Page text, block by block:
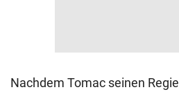
Nachdem Tomac seinen